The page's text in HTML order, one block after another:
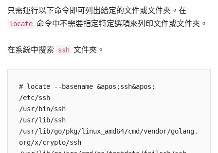
只需運行以下命令即可列出給定的文件或文件夾。在
locate 命令中不需要指定特定選項來列印文件或文件夾。
在系統中搜索 ssh 文件夾。
# locate --basename &apos;ssh&apos;
/etc/ssh
/usr/bin/ssh
/usr/lib/ssh
/usr/lib/go/pkg/linux_amd64/cmd/vendor/golang.
org/x/crypto/ssh